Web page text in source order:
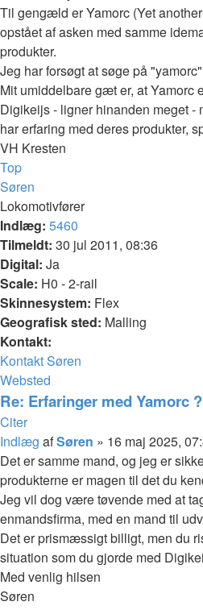
Til gengæld er Yamorc (Yet
opstået af asken med samme
produkter.
Jeg har forsøgt at søge på
Mit umiddelbare gæt er, at Yamorc
Digikeijs - ligner hinanden meget -
har erfaring med deres produkter,
VH Kresten
Top
Søren
Lokomotivfører
Indlæg: 5460
Tilmeldt: 30 jul 2011, 08:36
Digital: Ja
Scale: H0 - 2-rail
Skinnesystem: Flex
Geografisk sted: Malling
Kontakt:
Kontakt Søren
Websted
Re: Erfaringer med Yamorc ?
Citer
Indlæg afSøren » 16 maj 2025,
Det er samme mand, og jeg er
produkterne er magen til det du
Jeg vil dog være tøvende med at
enmandsfirma, med en mand til
Det er prismæssigt billigt, men du
situation som du gjorde med
Med venlig hilsen
Søren